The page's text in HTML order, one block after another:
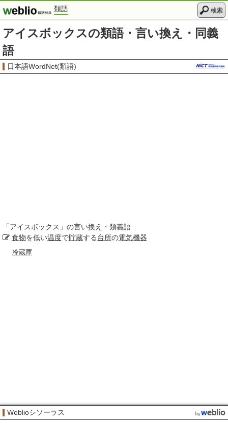
類語 検索
アイスボックスの類語・言い換え・同義
語
日本語WordNet(類語)
「アイスボックス 」の言い換え・類義語
食物を低い温度で貯蔵する台所の電気機器
冷蔵庫
Weblioシソーラス